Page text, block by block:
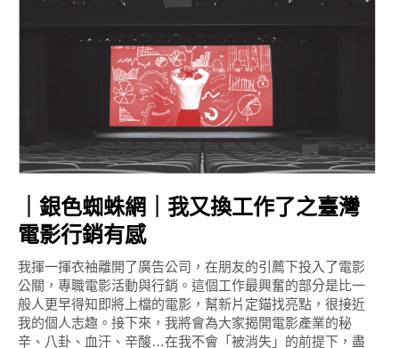
｜銀色蜘蛛網｜我又換工作了之臺灣
電影行銷有感
我揮一揮衣袖離開了廣告公司，在朋友的引薦下投入了電影
公關，專職電影活動與行銷。這個工作最興奮的部分是比一
般人更早得知即將上檔的電影，幫新片定錨找亮點，很接近
我的個人志趣。接下來，我將會為大家揭開電影產業的秘
辛、八卦、血汗、辛酸…在我不會「被消失」的前提下，盡